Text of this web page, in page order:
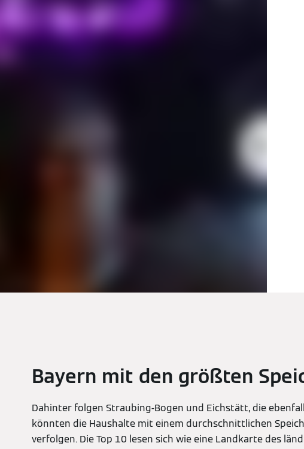
Bayern mit den größten
Dahinter folgen Straubing-Bogen und Eichstätt, die
könnten die Haushalte mit einem durchschnittlichen
verfolgen. Die Top 10 lesen sich wie eine Landkarte des